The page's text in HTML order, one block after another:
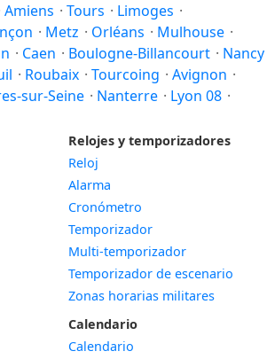
Amiens · Tours · Limoges ·
· Metz · Orléans · Mulhouse ·
· Caen · Boulogne-Billancourt · Nancy
· Roubaix · Tourcoing · Avignon ·
sur-Seine · Nanterre · Lyon 08 ·
Relojes y temporizadores
Reloj
Alarma
Cronómetro
Temporizador
Multi-temporizador
Temporizador de escenario
Zonas horarias militares
Calendario
Calendario